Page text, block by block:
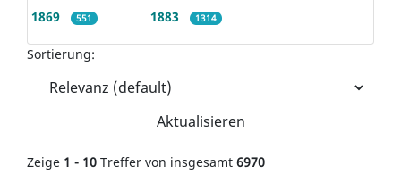
1869 551 1883 1314
Sortierung:
Aktualisieren
Zeige 1 - 10 Treffer von insgesamt 6970